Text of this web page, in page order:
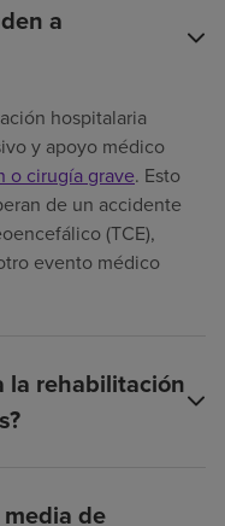
a
hospitalaria
y apoyo médico
o cirugía grave. Esto
de un accidente
(TCE),
evento médico
la rehabilitación
de